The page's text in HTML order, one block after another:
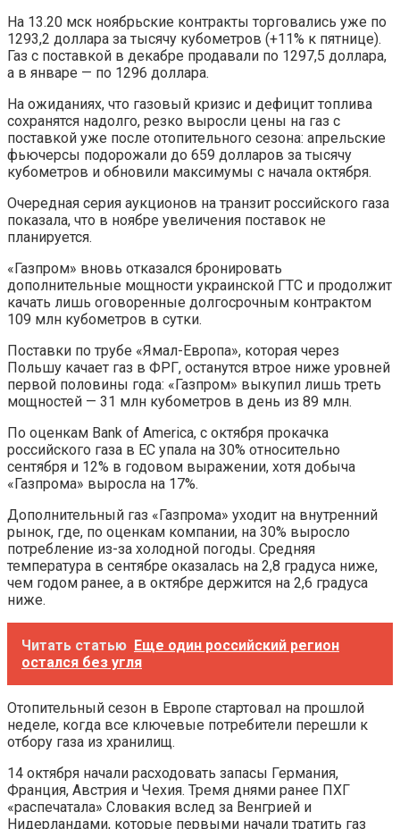
На 13.20 мск ноябрьские контракты торговались уже по
1293,2 доллара за тысячу кубометров (+11% к пятнице).
Газ с поставкой в декабре продавали по 1297,5 доллара,
а в январе — по 1296 доллара.
На ожиданиях, что газовый кризис и дефицит топлива
сохранятся надолго, резко выросли цены на газ с
поставкой уже после отопительного сезона: апрельские
фьючерсы подорожали до 659 долларов за тысячу
кубометров и обновили максимумы с начала октября.
Очередная серия аукционов на транзит российского газа
показала, что в ноябре увеличения поставок не
планируется.
«Газпром» вновь отказался бронировать
дополнительные мощности украинской ГТС и продолжит
качать лишь оговоренные долгосрочным контрактом
109 млн кубометров в сутки.
Поставки по трубе «Ямал-Европа», которая через
Польшу качает газ в ФРГ, останутся втрое ниже уровней
первой половины года: «Газпром» выкупил лишь треть
мощностей — 31 млн кубометров в день из 89 млн.
По оценкам Bank of America, с октября прокачка
российского газа в ЕС упала на 30% относительно
сентября и 12% в годовом выражении, хотя добыча
«Газпрома» выросла на 17%.
Дополнительный газ «Газпрома» уходит на внутренний
рынок, где, по оценкам компании, на 30% выросло
потребление из-за холодной погоды. Средняя
температура в сентябре оказалась на 2,8 градуса ниже,
чем годом ранее, а в октябре держится на 2,6 градуса
ниже.
Читать статью Еще один российский регион
остался без угля
Отопительный сезон в Европе стартовал на прошлой
неделе, когда все ключевые потребители перешли к
отбору газа из хранилищ.
14 октября начали расходовать запасы Германия,
Франция, Австрия и Чехия. Тремя днями ранее ПХГ
«распечатала» Словакия вслед за Венгрией и
Нидерландами, которые первыми начали тратить газ